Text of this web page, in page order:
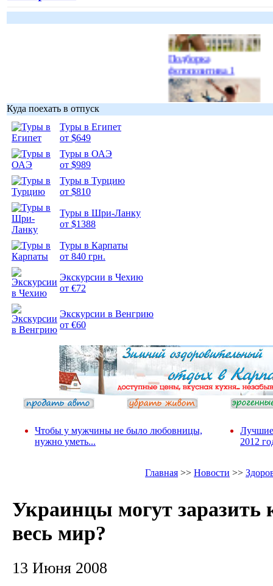
Подборка
фотопозитива 1
Куда поехать в отпуск
Туры в Египет
от $649
Туры в ОАЭ
от $989
Туры в Турцию
от $810
Туры в Шри-Ланку
от $1388
Туры в Карпаты
от 840 грн.
Экскурсии в Чехию
от €72
Экскурсии в Венгрию
от €60
Чтобы у мужчины не было любовницы,
нужно уметь...
Лучшие
2012
Главная >> Новости >>
Украинцы могут заразить
весь мир?
13 Июня 2008